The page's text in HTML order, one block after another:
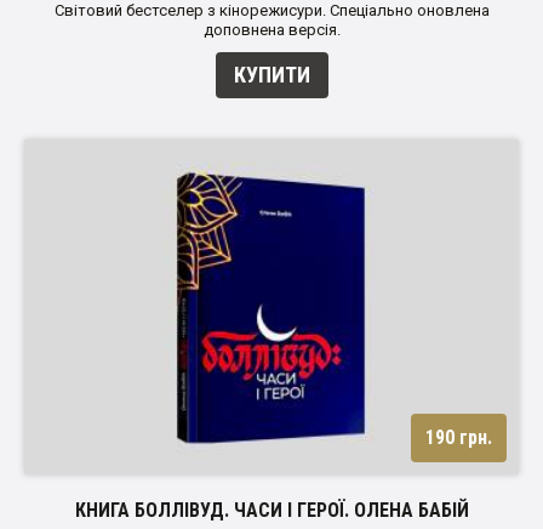
Світовий бестселер з кінорежисури. Спеціально оновлена
доповнена версія.
КУПИТИ
190 грн.
КНИГА БОЛЛІВУД. ЧАСИ І ГЕРОЇ. ОЛЕНА БАБІЙ